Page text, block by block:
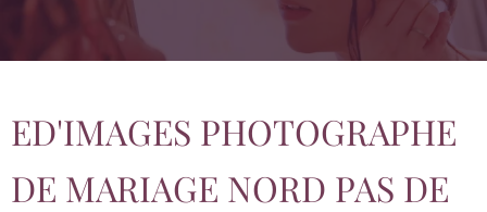
ED'IMAGES PHOTOGRAPHE
DE MARIAGE NORD PAS DE